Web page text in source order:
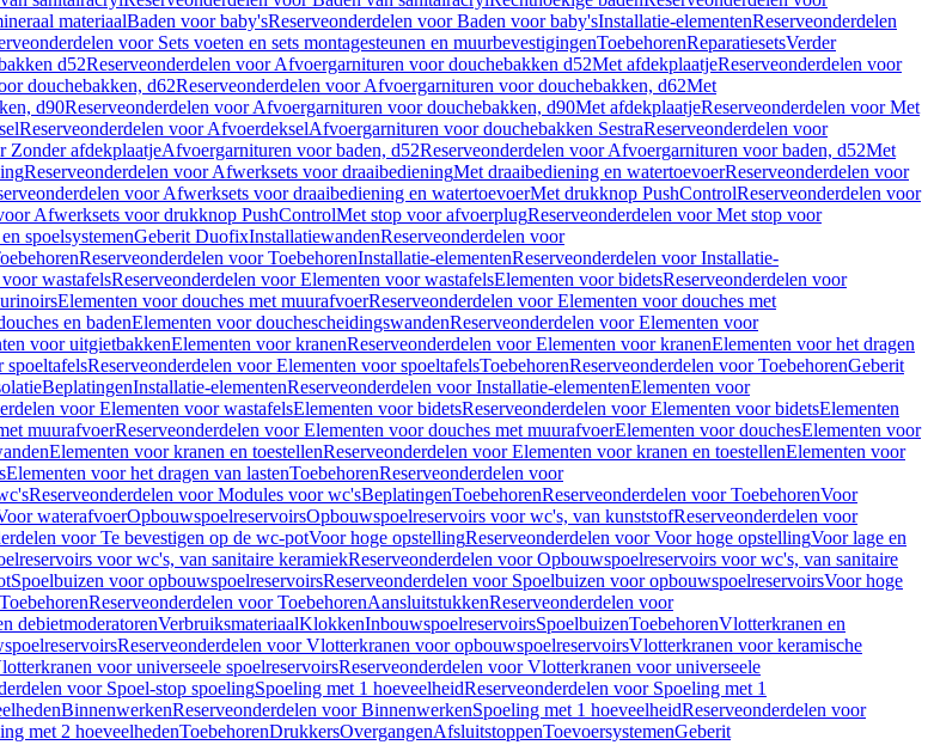
materiaalBaden voor baby'sReserveonderdelen voor Baden voor baby'sInstallatie-elementenReserveonderdelen
voor Sets voeten en sets montagesteunen en muurbevestigingenToebehorenReparatiesetsVerder
d52Reserveonderdelen voor Afvoergarnituren voor douchebakken d52Met afdekplaatjeReserveonderdelen voor
douchebakken, d62Reserveonderdelen voor Afvoergarnituren voor douchebakken, d62Met
d90Reserveonderdelen voor Afvoergarnituren voor douchebakken, d90Met afdekplaatjeReserveonderdelen voor Met
Reserveonderdelen voor AfvoerdekselAfvoergarnituren voor douchebakken SestraReserveonderdelen voor
Zonder afdekplaatjeAfvoergarnituren voor baden, d52Reserveonderdelen voor Afvoergarnituren voor baden, d52Met
Reserveonderdelen voor Afwerksets voor draaibedieningMet draaibediening en watertoevoerReserveonderdelen voor
voor Afwerksets voor draaibediening en watertoevoerMet drukknop PushControlReserveonderdelen voor
Afwerksets voor drukknop PushControlMet stop voor afvoerplugReserveonderdelen voor Met stop voor
spoelsystemenGeberit DuofixInstallatiewandenReserveonderdelen voor
Reserveonderdelen voor ToebehorenInstallatie-elementenReserveonderdelen voor Installatie-
wastafelsReserveonderdelen voor Elementen voor wastafelsElementen voor bidetsReserveonderdelen voor
Elementen voor douches met muurafvoerReserveonderdelen voor Elementen voor douches met
en badenElementen voor douchescheidingswandenReserveonderdelen voor Elementen voor
voor uitgietbakkenElementen voor kranenReserveonderdelen voor Elementen voor kranenElementen voor het dragen
spoeltafelsReserveonderdelen voor Elementen voor spoeltafelsToebehorenReserveonderdelen voor ToebehorenGeberit
BeplatingenInstallatie-elementenReserveonderdelen voor Installatie-elementenElementen voor
voor Elementen voor wastafelsElementen voor bidetsReserveonderdelen voor Elementen voor bidetsElementen
muurafvoerReserveonderdelen voor Elementen voor douches met muurafvoerElementen voor douchesElementen voor
Elementen voor kranen en toestellenReserveonderdelen voor Elementen voor kranen en toestellenElementen voor
Elementen voor het dragen van lastenToebehorenReserveonderdelen voor
Reserveonderdelen voor Modules voor wc'sBeplatingenToebehorenReserveonderdelen voor ToebehorenVoor
waterafvoerOpbouwspoelreservoirsOpbouwspoelreservoirs voor wc's, van kunststofReserveonderdelen voor
voor Te bevestigen op de wc-potVoor hoge opstellingReserveonderdelen voor Voor hoge opstellingVoor lage en
voor wc's, van sanitaire keramiekReserveonderdelen voor Opbouwspoelreservoirs voor wc's, van sanitaire
Spoelbuizen voor opbouwspoelreservoirsReserveonderdelen voor Spoelbuizen voor opbouwspoelreservoirsVoor hoge
ToebehorenReserveonderdelen voor ToebehorenAansluitstukkenReserveonderdelen voor
debietmoderatorenVerbruiksmateriaalKlokkenInbouwspoelreservoirsSpoelbuizenToebehorenVlotterkranen en
Reserveonderdelen voor Vlotterkranen voor opbouwspoelreservoirsVlotterkranen voor keramische
voor universeele spoelreservoirsReserveonderdelen voor Vlotterkranen voor universeele
voor Spoel-stop spoelingSpoeling met 1 hoeveelheidReserveonderdelen voor Spoeling met 1
BinnenwerkenReserveonderdelen voor BinnenwerkenSpoeling met 1 hoeveelheidReserveonderdelen voor
met 2 hoeveelhedenToebehorenDrukkersOvergangenAfsluitstoppenToevoersystemenGeberit